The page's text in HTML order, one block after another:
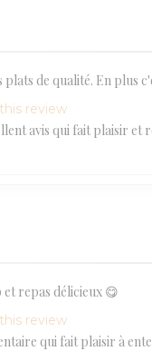
de qualité. En plus
review
avis qui fait plaisir et
repas délicieux 😋
review
qui fait plaisir à